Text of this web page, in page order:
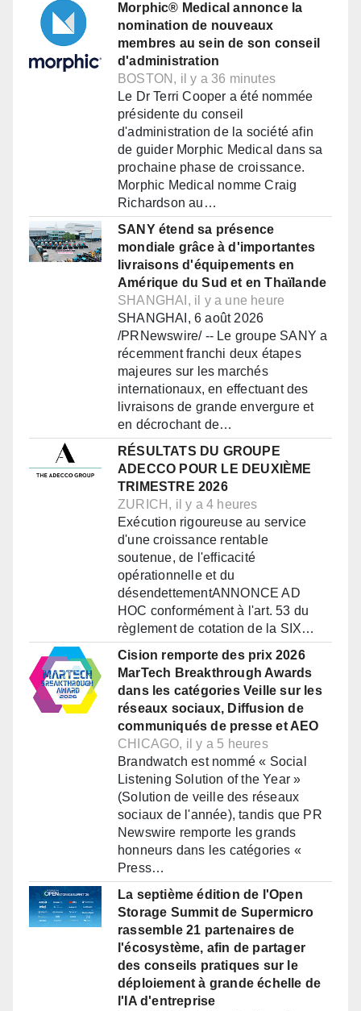
Morphic® Medical annonce la
nomination de nouveaux
membres au sein de son conseil
d'administration
BOSTON, il y a 36 minutes
Le Dr Terri Cooper a été nommée
présidente du conseil
d'administration de la société afin
de guider Morphic Medical dans sa
prochaine phase de croissance.
Morphic Medical nomme Craig
Richardson au…
SANY étend sa présence
mondiale grâce à d'importantes
livraisons d'équipements en
Amérique du Sud et en Thaïlande
SHANGHAI, il y a une heure
SHANGHAI, 6 août 2026
/PRNewswire/ -- Le groupe SANY a
récemment franchi deux étapes
majeures sur les marchés
internationaux, en effectuant des
livraisons de grande envergure et
en décrochant de…
RÉSULTATS DU GROUPE
ADECCO POUR LE DEUXIÈME
TRIMESTRE 2026
ZURICH, il y a 4 heures
Exécution rigoureuse au service
d'une croissance rentable
soutenue, de l'efficacité
opérationnelle et du
désendettementANNONCE AD
HOC conformément à l'art. 53 du
règlement de cotation de la SIX…
Cision remporte des prix 2026
MarTech Breakthrough Awards
dans les catégories Veille sur les
réseaux sociaux, Diffusion de
communiqués de presse et AEO
CHICAGO, il y a 5 heures
Brandwatch est nommé « Social
Listening Solution of the Year »
(Solution de veille des réseaux
sociaux de l'année), tandis que PR
Newswire remporte les grands
honneurs dans les catégories «
Press…
La septième édition de l'Open
Storage Summit de Supermicro
rassemble 21 partenaires de
l'écosystème, afin de partager
des conseils pratiques sur le
déploiement à grande échelle de
l'IA d'entreprise